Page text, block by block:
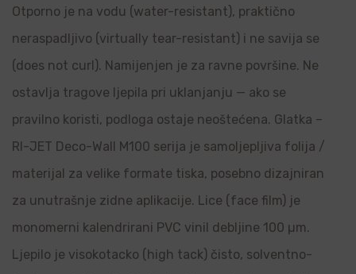
Otporno je na vodu (water-resistant), praktično
neraspadljivo (virtually tear-resistant) i ne savija se
(does not curl). Namijenjen je za ravne površine. Ne
ostavlja tragove ljepila pri uklanjanju — ako se
pravilno koristi, podloga ostaje neoštećena. Glatka –
RI-JET Deco-Wall M100 serija je samoljepljiva folija /
materijal za velike formate tiska, posebno dizajniran
za unutrašnje zidne aplikacije. Lice (face film) je
monomerni kalendrirani PVC vinil debljine 100 µm.
Ljepilo je visokotacko (high tack) čisto, solventno-